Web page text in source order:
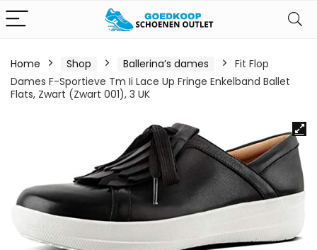
Home Shop Ballerina’s dames
Fit Flop
Dames F-Sportieve Tm Ii Lace Up Fringe Enkelband Ballet
Flats, Zwart (Zwart 001), 3 UK